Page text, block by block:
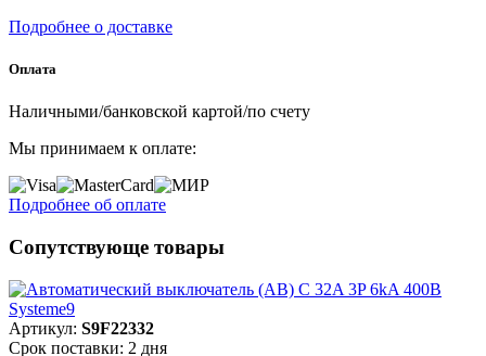
Подробнее о доставке
Оплата
Наличными/банковской картой/по счету
Мы принимаем к оплате:
Подробнее об оплате
Сопутствующе товары
Артикул: S9F22332
Срок поставки: 2 дня